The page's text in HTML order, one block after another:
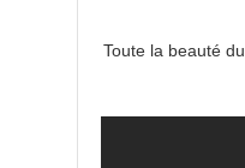
Toute la beauté du